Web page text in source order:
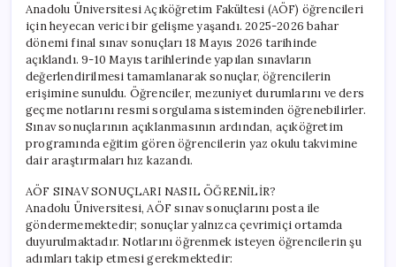
Yaz
Okulu
Tarihleri
için
Anadolu Üniversitesi Açıköğretim Fakültesi (AÖF) öğrencileri
için heyecan verici bir gelişme yaşandı. 2025-2026 bahar
dönemi final sınav sonuçları 18 Mayıs 2026 tarihinde
açıklandı. 9-10 Mayıs tarihlerinde yapılan sınavların
değerlendirilmesi tamamlanarak sonuçlar, öğrencilerin
erişimine sunuldu. Öğrenciler, mezuniyet durumlarını ve ders
geçme notlarını resmi sorgulama sisteminden öğrenebilirler.
Sınav sonuçlarının açıklanmasının ardından, açıköğretim
programında eğitim gören öğrencilerin yaz okulu takvimine
dair araştırmaları hız kazandı.
AÖF SINAV SONUÇLARI NASIL ÖĞRENİLİR?
Anadolu Üniversitesi, AÖF sınav sonuçlarını posta ile
göndermemektedir; sonuçlar yalnızca çevrimiçi ortamda
duyurulmaktadır. Notlarını öğrenmek isteyen öğrencilerin şu
adımları takip etmesi gerekmektedir: